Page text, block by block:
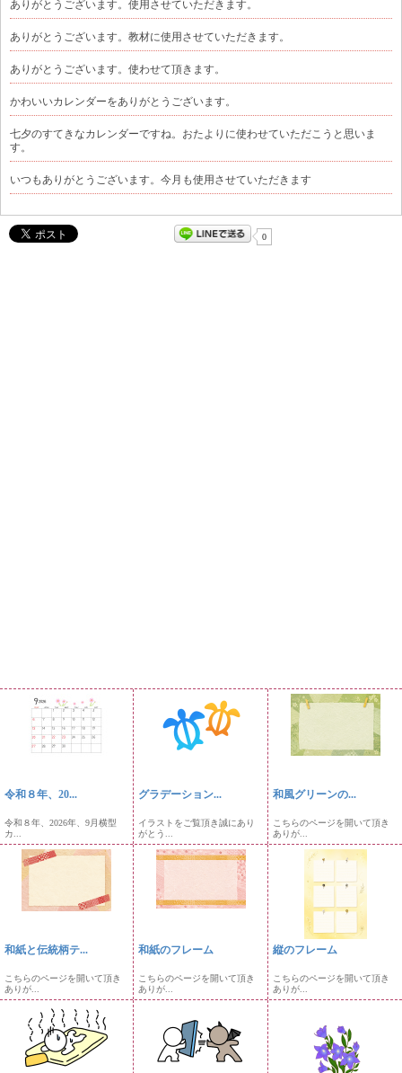
ありがとうございます。使用させていただきます。
ありがとうございます。教材に使用させていただきます。
ありがとうございます。使わせて頂きます。
かわいいカレンダーをありがとうございます。
七夕のすてきなカレンダーですね。おたよりに使わせていただこうと思いま
す。
いつもありがとうございます。今月も使用させていただきます
0
令和８年、20...
令和８年、2026年、9月横型
カ...
グラデーション...
イラストをご覧頂き誠にあり
がとう...
和風グリーンの...
こちらのページを開いて頂き
ありが...
和紙と伝統柄テ...
こちらのページを開いて頂き
ありが...
和紙のフレーム
こちらのページを開いて頂き
ありが...
縦のフレーム
こちらのページを開いて頂き
ありが...